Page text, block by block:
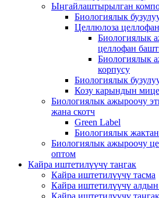
Ыңгайлаштырылган
Биологиялык
Целлюлоза
Биологиялык
целлофан
Биологиялык
корпусу
Биологиялык
Козу карындын
Биологиялык ажыроочу
жана скотч
Green Label
Биологиялык жактан
Биологиялык ажыроочу
оптом
Кайра иштетилүүчү таңгак
Кайра иштетилүүчү тасма
Кайра иштетилүүчү алдын
Кайра иштетилүүчү